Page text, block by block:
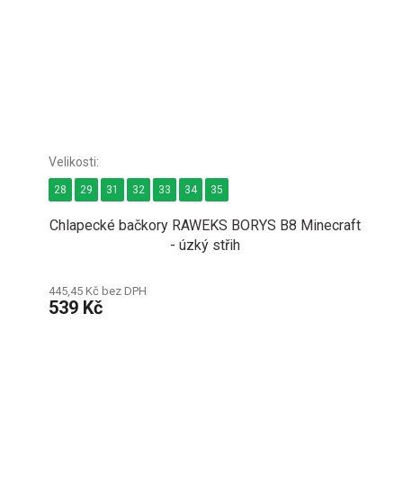
Chlapecké bačkory RAWEKS BORYS B8 Minecraft
- úzký střih
445,45 Kč bez DPH
539 Kč
28 29 31 32 33 34 35